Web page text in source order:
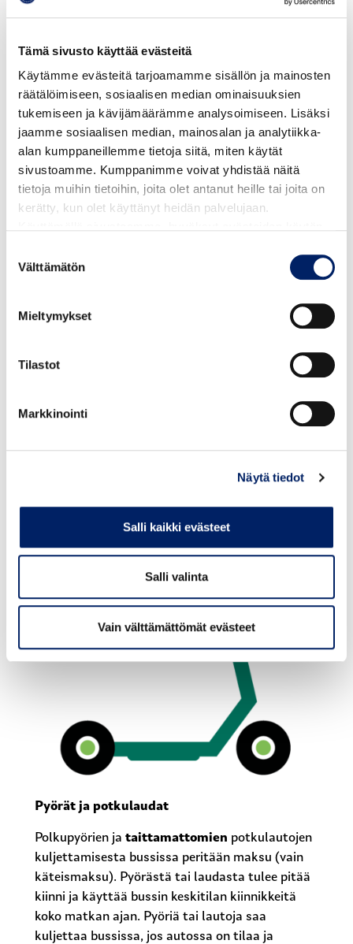
Tämä sivusto käyttää evästeitä
Käytämme evästeitä tarjoamamme sisällön ja mainosten
räätälöimiseen, sosiaalisen median ominaisuuksien
tukemiseen ja kävijämäärämme analysoimiseen. Lisäksi
jaamme sosiaalisen median, mainosalan ja analytiikka-
alan kumppaneillemme tietoja siitä, miten käytät
sivustoamme. Kumppanimme voivat yhdistää näitä
tietoja muihin tietoihin, joita olet antanut heille tai joita on
kerätty, kun olet käyttänyt heidän palvelujaan.
valinta
Välttämätön
Mieltymykset
Tilastot
Markkinointi
Näytä tiedot
Salli kaikki evästeet
Salli valinta
Vain välttämättömät evästeet
Vaunut tai rattaat työnnetään bussiin
linja-auton keskiosassa. Jos auton keskiosan
lastenvaunupaikat tulevat täyteen, lisää
lastenvaunumatkustajia ei siihen voi ottaa
turvallisuussyistä. Lapsen on matkustettava
vaunuissa/rattaissa, ja aikuisen on pidettävä
niistä kiinni koko matkan ajan. Poistuttaessa
bussista turvallisin tapa on vetää
vaunut/rattaat ulos.
Turvallisuussyistä suurten/painavien tavaroiden
Pyörät ja potkulaudat
Polkupyörien ja taittamattomien potkulautojen
kuljettamisesta bussissa peritään maksu (vain
käteismaksu). Pyörästä tai laudasta tulee pitää
kiinni ja käyttää bussin keskitilan kiinnikkeitä
koko matkan ajan. Pyöriä tai lautoja saa
kuljettaa bussissa, jos autossa on tilaa ja